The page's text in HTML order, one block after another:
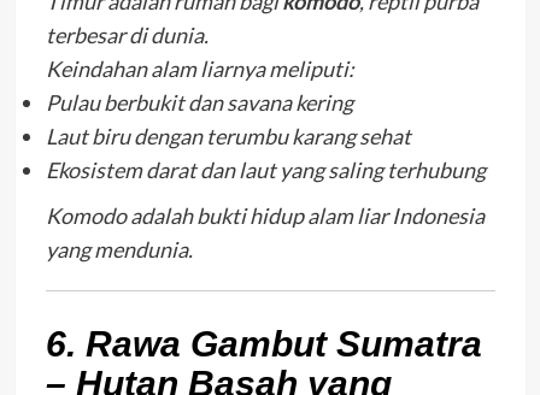
terbesar di dunia.
Keindahan alam liarnya meliputi:
Pulau berbukit dan savana kering
Laut biru dengan terumbu karang sehat
Ekosistem darat dan laut yang saling terhubung
Komodo adalah bukti hidup alam liar Indonesia
yang mendunia.
6. Rawa Gambut Sumatra
– Hutan Basah yang